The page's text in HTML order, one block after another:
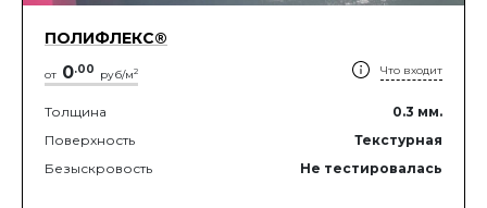
ПОЛИФЛЕКС®
от 0.00 руб/м2 Что входит
Толщина 0.3 мм.
Поверхность
Текстурная
Безыскровость
Не тестировалась